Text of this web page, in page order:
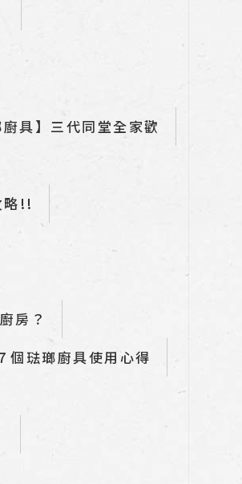
具】三代同堂全家歡
略!!
房？
個琺瑯廚具使用心得